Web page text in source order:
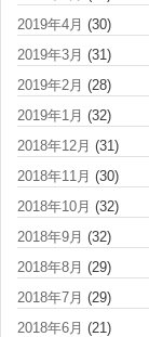
2019年4月 (30)
2019年3月 (31)
2019年2月 (28)
2019年1月 (32)
2018年12月 (31)
2018年11月 (30)
2018年10月 (32)
2018年9月 (32)
2018年8月 (29)
2018年7月 (29)
2018年6月 (21)